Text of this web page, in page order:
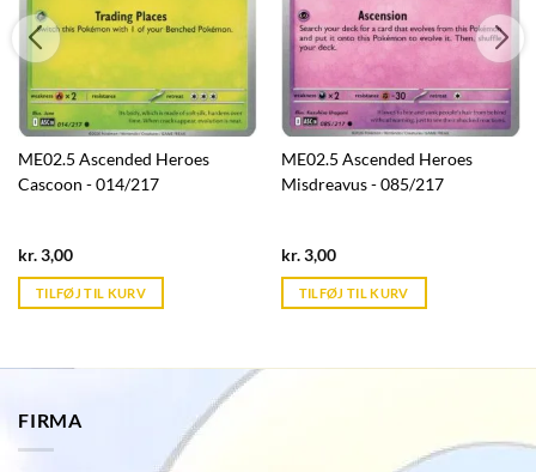
ME02.5 Ascended Heroes
Cascoon - 014/217
kr.3,00Current
is:
kr. 39,95.
TILFØJ TIL KURV
ME02.5 Ascended Heroes
Misdreavus - 085/217
kr.3,00Current
is:
kr. 39,95.
TILFØJ TIL KURV
FIRMA